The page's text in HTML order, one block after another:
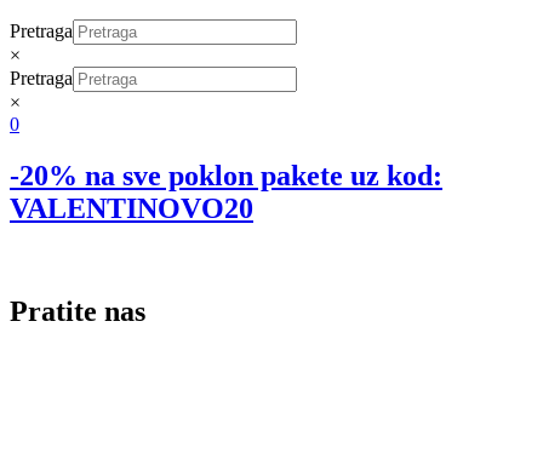
Pretraga
×
Pretraga
×
0
-20% na sve poklon pakete uz kod:
VALENTINOVO20
Pratite nas